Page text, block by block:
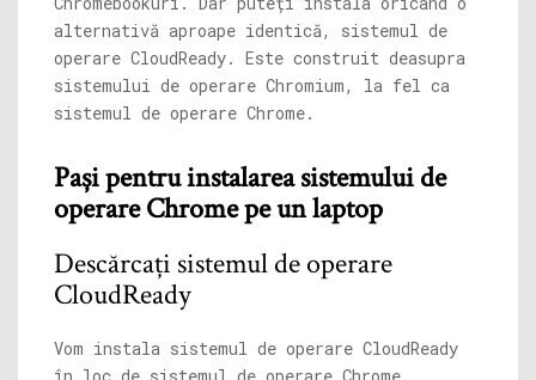
alternativă aproape identică, sistemul de
operare CloudReady. Este construit deasupra
sistemului de operare Chromium, la fel ca
sistemul de operare Chrome.
Pași pentru instalarea sistemului de
operare Chrome pe un laptop
Descărcați sistemul de operare
CloudReady
Vom instala sistemul de operare CloudReady